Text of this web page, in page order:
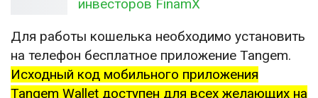
инвесторов FinamX
Для работы кошелька необходимо установить
на телефон бесплатное приложение Tangem.
Исходный код мобильного приложения
Tangem Wallet доступен для всех желающих на